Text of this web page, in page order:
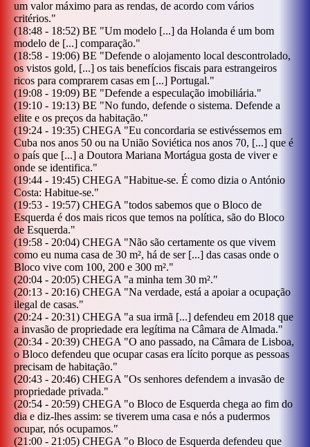
um valor máximo para as rendas, de acordo com vários
critérios."
(18:48 - 18:52) BE "Um modelo [...] da Holanda é um bom
modelo de [...] comparação."
(18:58 - 19:06) BE "Defende o alojamento local descontrolado,
os vistos gold, [...] os tais benefícios fiscais para estrangeiros
ricos para comprarem casas em [...] Portugal."
(19:08 - 19:09) BE "Defende a especulação imobiliária."
(19:10 - 19:13) BE "No fundo, defende o sistema. Defende a
elite e os preços da habitação."
(19:24 - 19:35) CHEGA "Eu concordaria se estivéssemos em
Cuba nos anos 50 ou na União Soviética nos anos 70, [...] que é
o país que [...] a Doutora Mariana Mortágua gosta de viver e
onde se identifica."
(19:44 - 19:45) CHEGA "Habitue-se. É como dizia o António
Costa: Habitue-se."
(19:53 - 19:57) CHEGA "todos sabemos que o Bloco de
Esquerda é dos mais ricos que temos na política, são do Bloco
de Esquerda."
(19:58 - 20:04) CHEGA "Não são certamente os que vivem
como eu numa casa de 30 m², há de ser [...] das casas onde o
Bloco vive com 100, 200 e 300 m²."
(20:04 - 20:05) CHEGA "a minha tem 30 m²."
(20:13 - 20:16) CHEGA "Na verdade, está a apoiar a ocupação
ilegal de casas."
(20:24 - 20:31) CHEGA "a sua irmã [...] defendeu em 2018 que
a invasão de propriedade era legítima na Câmara de Almada."
(20:34 - 20:39) CHEGA "O ano passado, na Câmara de Lisboa,
o Bloco defendeu que ocupar casas era lícito porque as pessoas
precisam de habitação."
(20:43 - 20:46) CHEGA "Os senhores defendem a invasão de
propriedade privada."
(20:54 - 20:59) CHEGA "o Bloco de Esquerda chega ao fim do
dia e diz-lhes assim: se tiverem uma casa e nós a pudermos
ocupar, nós ocupamos."
(21:00 - 21:05) CHEGA "o Bloco de Esquerda defendeu que